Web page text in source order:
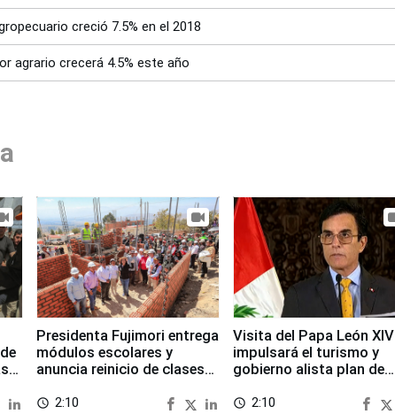
creció 7.5% en el 2018
agrario crecerá 4.5% este año
Presidenta Fujimori entrega
módulos escolares y
anuncia reinicio de clases
access_time 2:10
Visita del Papa León XIV
impulsará el turismo y
gobierno alista plan de
access_time 2:10